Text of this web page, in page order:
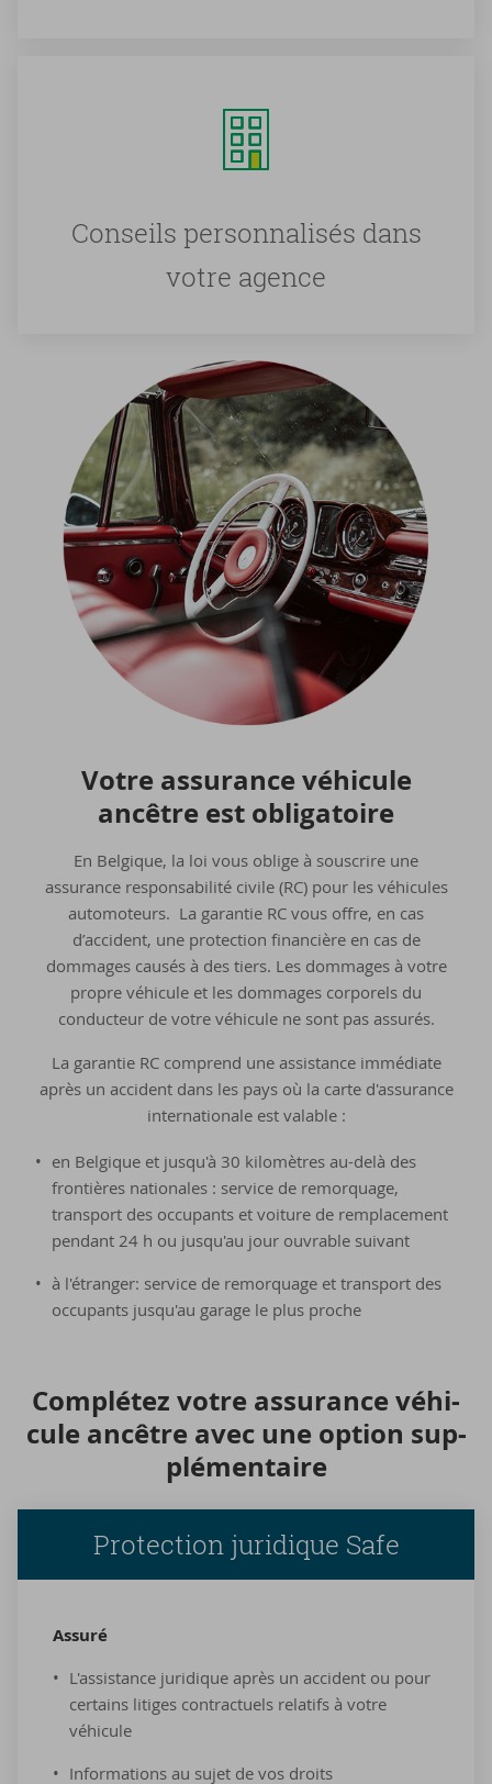
Conseils personnalisés dans
votre agence
Votre as­su­rance vé­hi­cule
an­cêtre est obli­ga­toire
En Belgique, la loi vous oblige à souscrire une
assurance responsabilité civile (RC) pour les véhicules
automoteurs. La garantie RC vous offre, en cas
d’accident, une protection financière en cas de
dommages causés à des tiers. Les dommages à votre
propre véhicule et les dommages corporels du
conducteur de votre véhicule ne sont pas assurés.
La garantie RC comprend une assistance immédiate
après un accident dans les pays où la carte d'assurance
internationale est valable :
en Belgique et jusqu'à 30 kilomètres au-delà des
frontières nationales : service de remorquage,
transport des occupants et voiture de remplacement
pendant 24 h ou jusqu'au jour ouvrable suivant
à l'étranger: service de remorquage et transport des
occupants jusqu'au garage le plus proche
Com­plé­tez votre as­su­rance vé­hi­
cule an­cêtre avec une op­tion sup­
plé­men­taire
Protection juridique Safe
As­su­ré
L'assistance juridique après un accident ou pour
certains litiges contractuels relatifs à votre
véhicule
Informations au sujet de vos droits